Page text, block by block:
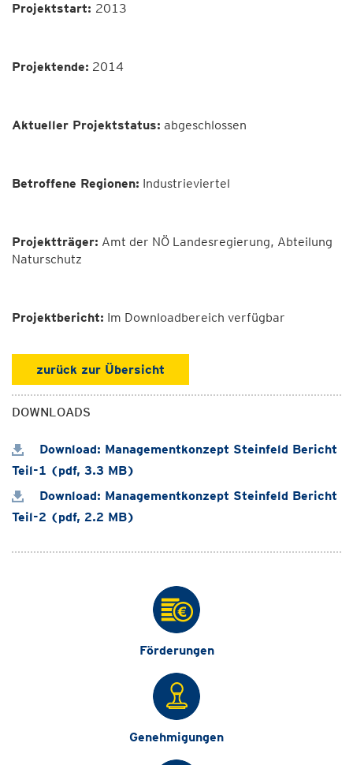
Projektstart: 2013
Projektende: 2014
Aktueller Projektstatus: abgeschlossen
Betroffene Regionen: Industrieviertel
Projektträger: Amt der NÖ Landesregierung, Abteilung
Naturschutz
Projektbericht: Im Downloadbereich verfügbar
zurück zur Übersicht
DOWNLOADS
Download: Managementkonzept Steinfeld Bericht
Teil-1 (pdf, 3.3 MB)
Download: Managementkonzept Steinfeld Bericht
Teil-2 (pdf, 2.2 MB)
Förderungen
Genehmigungen